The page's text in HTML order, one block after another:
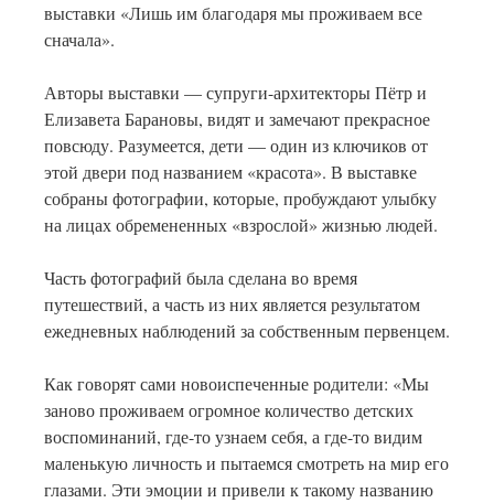
выставки «Лишь им благодаря мы проживаем все
сначала».
Авторы выставки — супруги-архитекторы Пётр и
Елизавета Барановы, видят и замечают прекрасное
повсюду. Разумеется, дети — один из ключиков от
этой двери под названием «красота». В выставке
собраны фотографии, которые, пробуждают улыбку
на лицах обремененных «взрослой» жизнью людей.
Часть фотографий была сделана во время
путешествий, а часть из них является результатом
ежедневных наблюдений за собственным первенцем.
Как говорят сами новоиспеченные родители: «Мы
заново проживаем огромное количество детских
воспоминаний, где-то узнаем себя, а где-то видим
маленькую личность и пытаемся смотреть на мир его
глазами. Эти эмоции и привели к такому названию